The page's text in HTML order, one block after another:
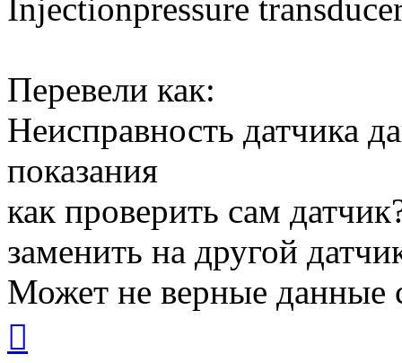
Injectionpressure
Перевели как:
Неисправность датчика
показания
как проверить сам
заменить на другой
Может не верные данные
началу